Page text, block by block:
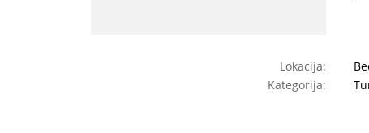
Lokacija:
Kategorija: